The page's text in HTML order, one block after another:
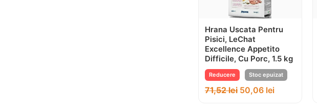
Hrana Uscata Pentru
Pisici, LeChat
Excellence Appetito
Difficile, Cu Porc, 1.5 kg
Reducere Stoc epuizat
71,52lei 50,06 lei